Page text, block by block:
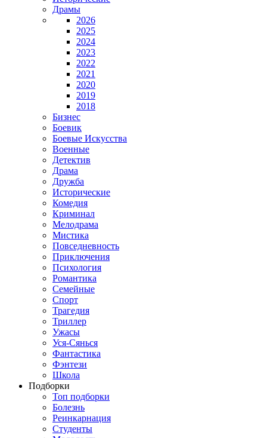
Драмы
2026
2025
2024
2023
2022
2021
2020
2019
2018
Бизнес
Боевик
Боевые Искусства
Военные
Детектив
Драма
Дружба
Исторические
Комедия
Криминал
Мелодрама
Мистика
Повседневность
Приключения
Психология
Романтика
Семейные
Спорт
Трагедия
Триллер
Ужасы
Уся-Сянься
Фантастика
Фэнтези
Школа
Подборки
Топ подборки
Болезнь
Реинкарнация
Студенты